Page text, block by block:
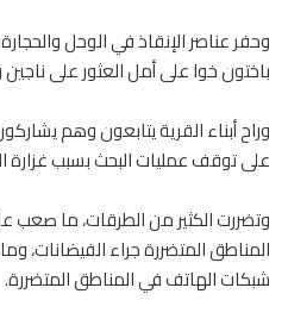
وحفر عناصر الإنقاذ في الوحل
باختون خوا على أمل العثور على
وراح أبناء القرية يتابعون وهم
على توقف عمليات البحث بسبب غزارة
وتضررت الكثير من الطرقات، ما صعب
المناطق المتضررة جراء الفيضانات،
شبكات الهاتف في المناطق المتضررة.